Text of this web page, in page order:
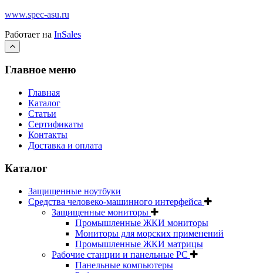
www.spec-asu.ru
Работает на InSales
Главное меню
Главная
Каталог
Статьи
Сертификаты
Контакты
Доставка и оплата
Каталог
Защищенные ноутбуки
Средства человеко-машинного интерфейса
Защищенные мониторы
Промышленные ЖКИ мониторы
Мониторы для морских применений
Промышленные ЖКИ матрицы
Рабочие станции и панельные РС
Панельные компьютеры